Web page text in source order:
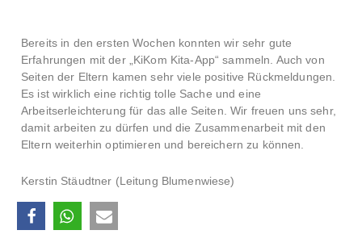
Bereits in den ersten Wochen konnten wir sehr gute
Erfahrungen mit der „KiKom Kita-App“ sammeln. Auch von
Seiten der Eltern kamen sehr viele positive Rückmeldungen.
Es ist wirklich eine richtig tolle Sache und eine
Arbeitserleichterung für das alle Seiten. Wir freuen uns sehr,
damit arbeiten zu dürfen und die Zusammenarbeit mit den
Eltern weiterhin optimieren und bereichern zu können.
Kerstin Stäudtner (Leitung Blumenwiese)